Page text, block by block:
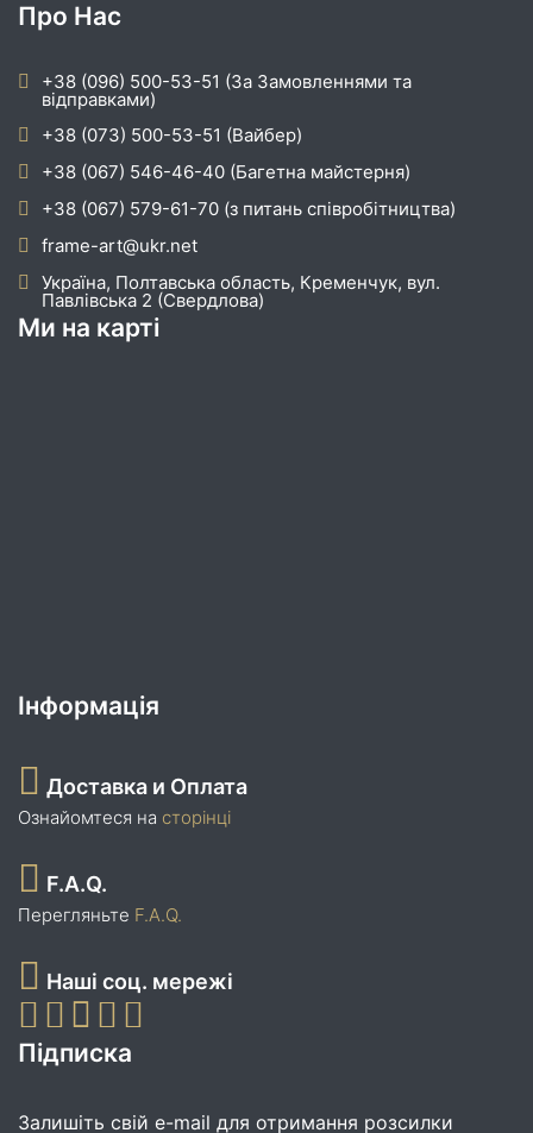
Про Нас
+38 (096) 500-53-51 (За Замовленнями та
відправками)
+38 (073) 500-53-51 (Вайбер)
+38 (067) 546-46-40 (Багетна майстерня)
+38 (067) 579-61-70 (з питань співробітництва)
frame-art@ukr.net
Україна, Полтавська область, Кременчук, вул.
Павлівська 2 (Свердлова)
Ми на карті
Інформація
Доставка и Оплата
Ознайомтеся на сторінці
F.A.Q.
Перегляньте F.A.Q.
Наші соц. мережі
Підписка
Залишіть свій e-mail для отримання розсилки